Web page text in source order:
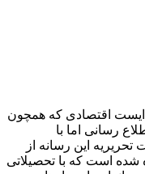
ایست اقتصادی که همچون
رسانی اما با
این رسانه از
شده است که با تحصیلاتی